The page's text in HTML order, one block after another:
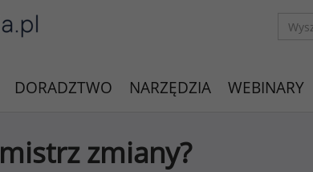
DORADZTWO NARZĘDZIA WEBINARY
zmiany?